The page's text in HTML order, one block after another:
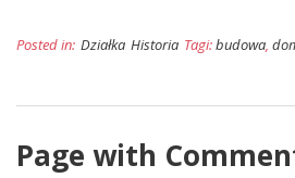
Posted in: Działka Historia Tagi:budowa,
Page with